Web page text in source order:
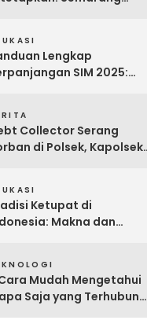
Lengkap
SIM 2025:
Collector Serang
di Polsek, Kapolsek
Ketupat di
Makna dan
Mudah Mengetahui
Saja yang Terhubung